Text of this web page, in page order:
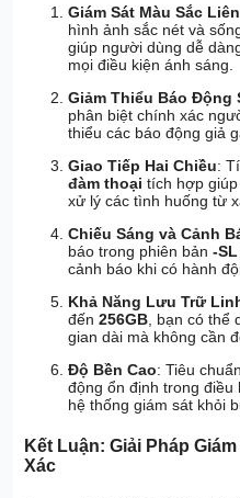
Giám Sát Màu Sắc
hình ảnh sắc nét và
giúp người dùng dễ
mọi điều kiện ánh sáng.
Giảm Thiểu Báo Động
phân biệt chính xác
thiểu các báo động giả
Giao Tiếp Hai Chiều:
đàm thoại tích hợp
xử lý các tình huống từ
Chiếu Sáng và Cảnh
báo trong phiên bản-SL
cảnh báo khi có hành
Khả Năng Lưu Trữ
đến256GB , bạn có
gian dài mà không cần
Độ Bền Cao: Tiêu chuẩn
động ổn định trong
hệ thống giám sát khỏi
Kết Luận: Giải Pháp
Xác